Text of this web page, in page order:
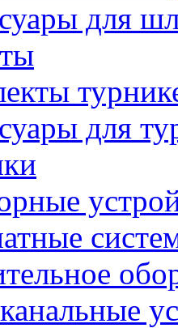
для
для